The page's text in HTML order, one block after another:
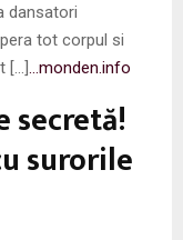
dansatori
tot corpul si
[…]
…monden.info
secretă!
surorile